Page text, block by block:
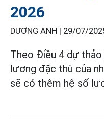
2026
DƯƠNG ANH | 29/07/
Theo Điều 4 dự
lương đặc thù của
sẽ có thêm hệ số